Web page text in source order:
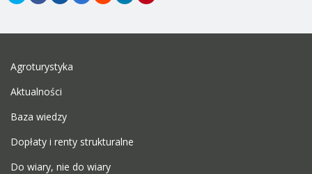
Agroturystyka
Aktualności
Baza wiedzy
Dopłaty i renty strukturalne
Do wiary, nie do wiary